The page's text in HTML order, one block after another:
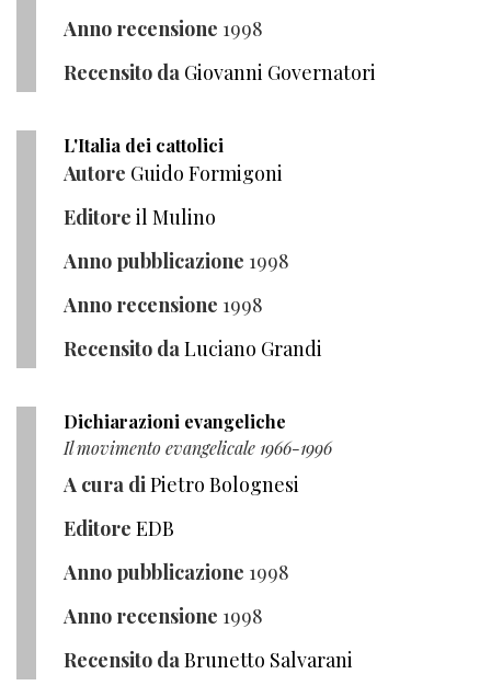
Anno recensione 1998
Recensito da Giovanni Governatori
L'Italia dei cattolici
Autore Guido Formigoni
Editore il Mulino
Anno pubblicazione 1998
Anno recensione 1998
Recensito daLuciano Grandi
Dichiarazioni evangeliche
Il movimento evangelicale 1966-1996
A cura diPietro Bolognesi
Editore EDB
Anno pubblicazione 1998
Anno recensione 1998
Recensito daBrunetto Salvarani